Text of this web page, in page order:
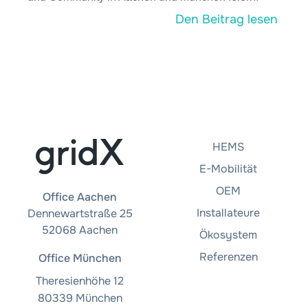
Den Beitrag lesen
Office Aachen
Dennewartstraße 25
52068 Aachen
Office München
Theresienhöhe 12
80339 München
HEMS
E-Mobilität
OEM
Installateure
Ökosystem
Referenzen